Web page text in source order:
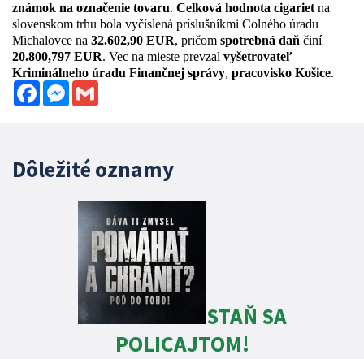
známok na označenie tovaru. Celková hodnota cigarietna
slovenskom trhu bola vyčíslená príslušníkmi Colného úradu
Michalovce na 32.602,90 EUR, pričom spotrebná daň činí
20.800,797 EUR. Vec na mieste prevzal vyšetrovateľ
Kriminálneho úradu Finančnej správy, pracovisko Košice.
FacebookMessenger
Dôležité oznamy
STAŇ SA
POLICAJTOM!